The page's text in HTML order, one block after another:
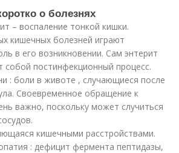
о болезнях
– воспаление тонкой кишки.
кишечных болезней играют
в его возникновении. Сам энтерит
собой постинфекционный процесс.
: боли в животе , случающиеся после
Своевременное обращение к
важно, поскольку может случиться
кишечными расстройствами.
: дефицит фермента пептидазы,